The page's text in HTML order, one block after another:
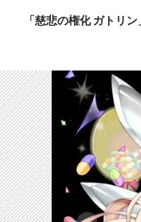
「慈悲の権化 ガトリ